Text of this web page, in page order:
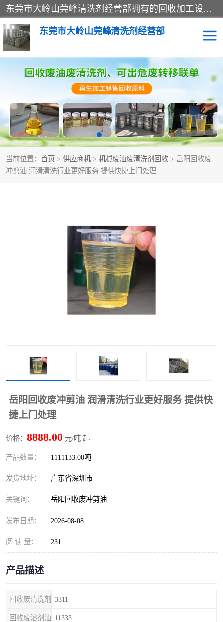
东莞市大岭山莞峰清洗剂经营部拥有的回收加工设备，大量废油回收、废清洗剂回收、废溶剂油回收、机械废油废清洗剂回收、废碳氢回收、碳氢液压油回收、碳氢二氯回收等废清洗剂处理；我们只是提供废旧化工原料的循环使用存放点，执行正规的存放，有正规的回收资质处理。同时我们公司批发零售回收级清洗剂，脱模油再生基础油，质量保证。
东莞市大岭山莞峰清洗剂经营部
当前位置： 首页 > 供应商机 > 机械废油废清洗剂回收 > 岳阳回收废
冲剪油 润滑清洗行业更好服务 提供快捷上门处理
岳阳回收废冲剪油 润滑清洗行业更好服务 提供快
捷上门处理
价格： 8888.00 元/吨 起
产品数量： 1111133.00吨
发货地址： 广东省深圳市
关键词： 岳阳回收废冲剪油
发布日期： 2026-08-08
阅 读 量： 231
产品描述
回收废清洗剂 3311
回收废溶剂油 11333
废清洗剂回收
废溶剂油回收 机械废油废清洗剂回收
废碳氢回收 碳氢液压油回收
碳氢二氯回收 回收废三四氯乙烯
上门回收废清洗剂